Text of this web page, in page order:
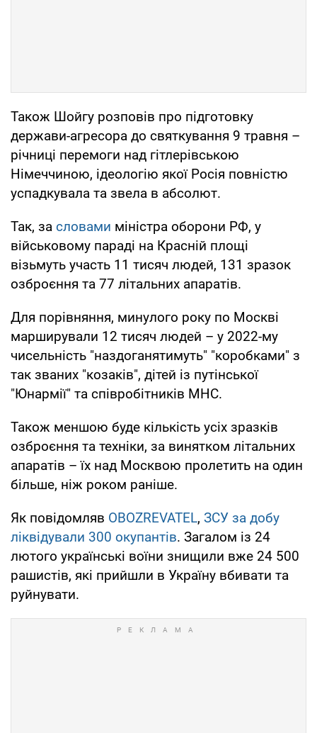
Також Шойгу розповів про підготовку
держави-агресора до святкування 9 травня –
річниці перемоги над гітлерівською
Німеччиною, ідеологію якої Росія повністю
успадкувала та звела в абсолют.
Так, за словами міністра оборони РФ, у
військовому параді на Красній площі
візьмуть участь 11 тисяч людей, 131 зразок
озброєння та 77 літальних апаратів.
Для порівняння, минулого року по Москві
марширували 12 тисяч людей – у 2022-му
чисельність "наздоганятимуть" "коробками" з
так званих "козаків", дітей із путінської
"Юнармії" та співробітників МНС.
Також меншою буде кількість усіх зразків
озброєння та техніки, за винятком літальних
апаратів – їх над Москвою пролетить на один
більше, ніж роком раніше.
Як повідомляв OBOZREVATEL, ЗСУ за добу
ліквідували 300 окупантів. Загалом із 24
лютого українські воїни знищили вже 24 500
рашистів, які прийшли в Україну вбивати та
руйнувати.